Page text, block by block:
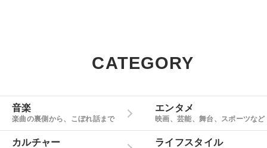
CATEGORY
音楽
楽曲の裏側から、こぼれ話まで
エンタメ
映画、芸能、舞台、スポーツなど
カルチャー ライフスタイル